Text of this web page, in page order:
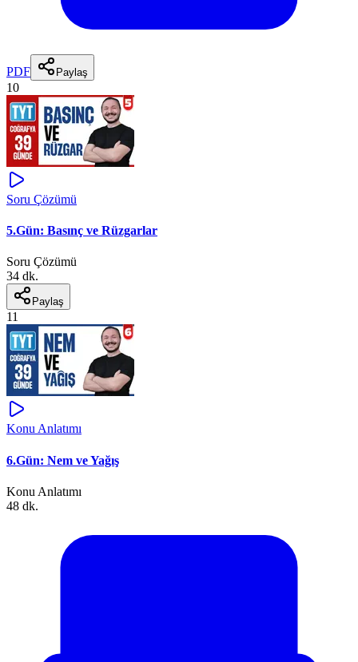
PDF Paylaş
10
Soru Çözümü
5.Gün: Basınç ve Rüzgarlar
Soru Çözümü
34 dk.
Paylaş
11
Konu Anlatımı
6.Gün: Nem ve Yağış
Konu Anlatımı
48 dk.